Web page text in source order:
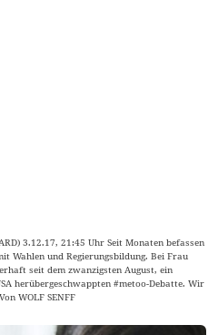
3.12.17, 21:45 Uhr Seit Monaten befassen
Wahlen und Regierungsbildung. Bei Frau
seit dem zwanzigsten August, ein
herübergeschwappten #metoo-Debatte. Wir
WOLF SENFF